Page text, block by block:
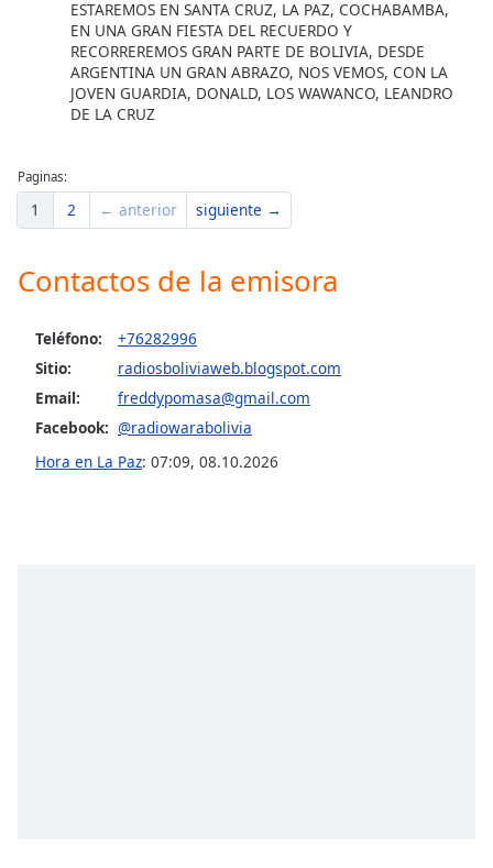
ESTAREMOS EN SANTA CRUZ, LA PAZ, COCHABAMBA,
EN UNA GRAN FIESTA DEL RECUERDO Y
RECORREREMOS GRAN PARTE DE BOLIVIA, DESDE
ARGENTINA UN GRAN ABRAZO, NOS VEMOS, CON LA
JOVEN GUARDIA, DONALD, LOS WAWANCO, LEANDRO
DE LA CRUZ
Paginas:
1 2 ← anterior siguiente →
Contactos de la emisora
Teléfono:
+76282996
Sitio:
radiosboliviaweb.blogspot.com
Email:
freddypomasa@gmail.com
Facebook: @radiowarabolivia
Hora en La Paz: 07:09, 08.10.2026